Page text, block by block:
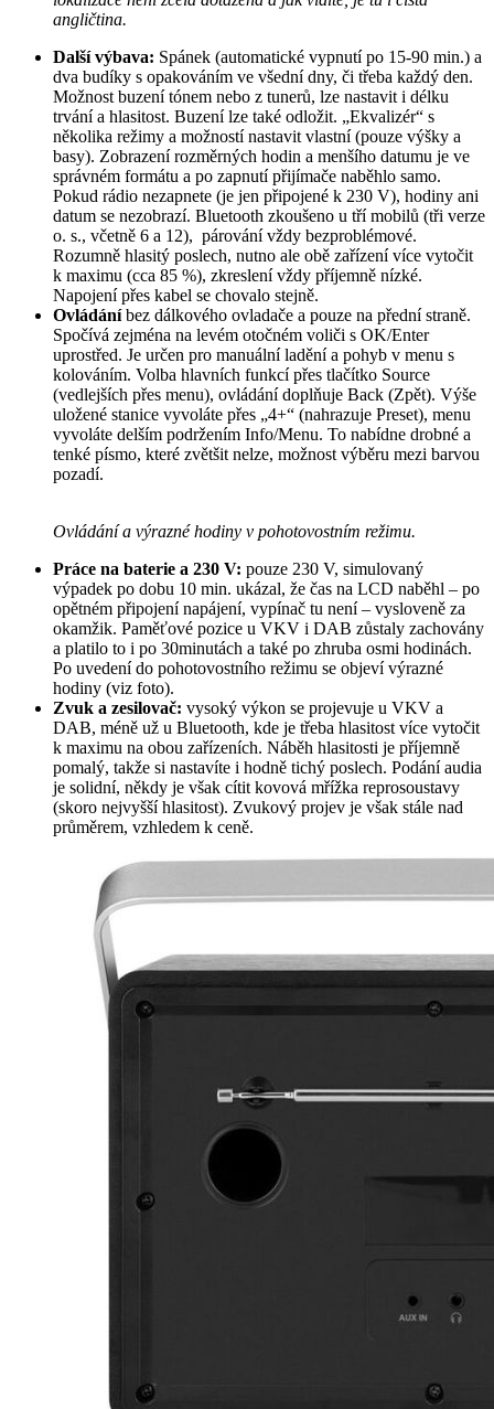
angličtina.
Další výbava: Spánek (automatické vypnutí po 15-90 min.) a
dva budíky s opakováním ve všední dny, či třeba každý den.
Možnost buzení tónem nebo z tunerů, lze nastavit i délku
trvání a hlasitost. Buzení lze také odložit. „Ekvalizér“ s
několika režimy a možností nastavit vlastní (pouze výšky a
basy). Zobrazení rozměrných hodin a menšího datumu je ve
správném formátu a po zapnutí přijímače naběhlo samo.
Pokud rádio nezapnete (je jen připojené k 230 V), hodiny ani
datum se nezobrazí. Bluetooth zkoušeno u tří mobilů (tři verze
o. s., včetně 6 a 12), párování vždy bezproblémové.
Rozumně hlasitý poslech, nutno ale obě zařízení více vytočit
k maximu (cca 85 %), zkreslení vždy příjemně nízké.
Napojení přes kabel se chovalo stejně.
Ovládáníbez dálkového ovladače a pouze na přední straně.
Spočívá zejména na levém otočném voliči s OK/Enter
uprostřed. Je určen pro manuální ladění a pohyb v menu s
kolováním. Volba hlavních funkcí přes tlačítko Source
(vedlejších přes menu), ovládání doplňuje Back (Zpět). Výše
uložené stanice vyvoláte přes „4+“ (nahrazuje Preset), menu
vyvoláte delším podržením Info/Menu. To nabídne drobné a
tenké písmo, které zvětšit nelze, možnost výběru mezi barvou
pozadí.
Ovládání a výrazné hodiny v pohotovostním režimu.
Práce na baterie a 230 V: pouze 230 V, simulovaný
výpadek po dobu 10 min. ukázal, že čas na LCD naběhl – po
opětném připojení napájení, vypínač tu není – vysloveně za
okamžik. Paměťové pozice u VKV i DAB zůstaly zachovány
a platilo to i po 30minutách a také po zhruba osmi hodinách.
Po uvedení do pohotovostního režimu se objeví výrazné
hodiny (viz foto).
Zvuk a zesilovač: vysoký výkon se projevuje u VKV a
DAB, méně už u Bluetooth, kde je třeba hlasitost více vytočit
k maximu na obou zařízeních. Náběh hlasitosti je příjemně
pomalý, takže si nastavíte i hodně tichý poslech. Podání audia
je solidní, někdy je však cítit kovová mřížka reprosoustavy
(skoro nejvyšší hlasitost). Zvukový projev je však stále nad
průměrem, vzhledem k ceně.